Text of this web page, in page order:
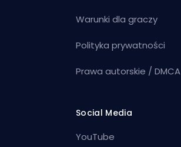
Warunki dla graczy
Polityka prywatności
Prawa autorskie / DMCA
Social Media
YouTube